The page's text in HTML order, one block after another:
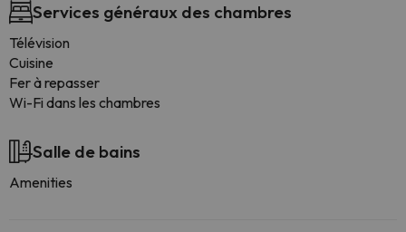
Services généraux des chambres
Télévision
Cuisine
Fer à repasser
Wi-Fi dans les chambres
Salle de bains
Amenities